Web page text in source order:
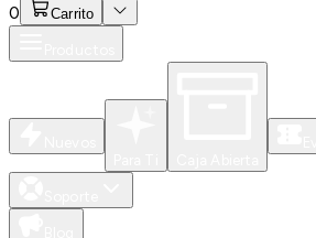
0 Carrito